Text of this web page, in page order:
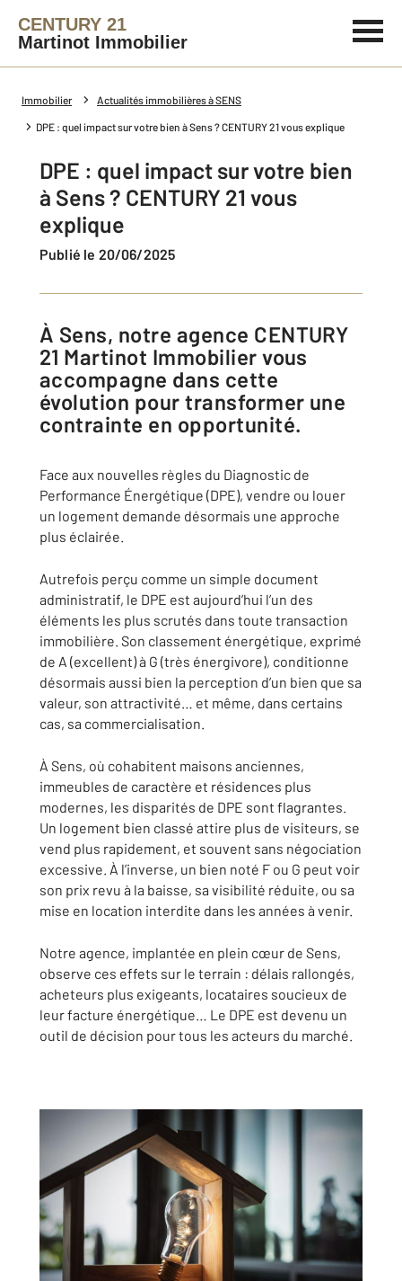
CENTURY 21
Martinot Immobilier
Immobilier Actualités immobilières à SENS
DPE : quel impact sur votre bien à Sens ? CENTURY 21 vous explique
DPE : quel impact sur votre bien
à Sens ? CENTURY 21 vous
explique
Publié le 20/06/2025
À Sens, notre agence CENTURY
21 Martinot Immobilier vous
accompagne dans cette
évolution pour transformer une
contrainte en opportunité.
Face aux nouvelles règles du Diagnostic de
Performance Énergétique (DPE), vendre ou louer
un logement demande désormais une approche
plus éclairée.
Autrefois perçu comme un simple document
administratif, le DPE est aujourd’hui l’un des
éléments les plus scrutés dans toute transaction
immobilière. Son classement énergétique, exprimé
de A (excellent) à G (très énergivore), conditionne
désormais aussi bien la perception d’un bien que sa
valeur, son attractivité… et même, dans certains
cas, sa commercialisation.
À Sens, où cohabitent maisons anciennes,
immeubles de caractère et résidences plus
modernes, les disparités de DPE sont flagrantes.
Un logement bien classé attire plus de visiteurs, se
vend plus rapidement, et souvent sans négociation
excessive. À l’inverse, un bien noté F ou G peut voir
son prix revu à la baisse, sa visibilité réduite, ou sa
mise en location interdite dans les années à venir.
Notre agence, implantée en plein cœur de Sens,
observe ces effets sur le terrain : délais rallongés,
acheteurs plus exigeants, locataires soucieux de
leur facture énergétique… Le DPE est devenu un
outil de décision pour tous les acteurs du marché.